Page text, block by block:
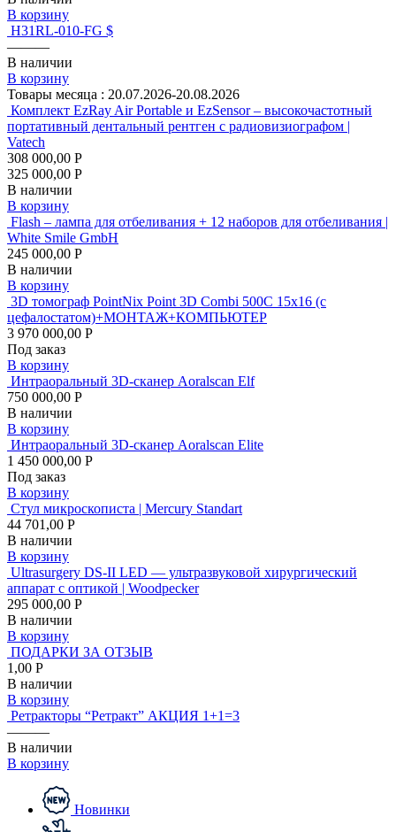
В корзину
H31RL-010-FG $
———
В наличии
В корзину
Товары месяца : 20.07.2026-20.08.2026
Комплект EzRay Air Portable и EzSensor – высокочастотный
портативный дентальный рентген с радиовизиографом |
Vatech
308 000,00 Р
325 000,00 Р
В наличии
В корзину
Flash – лампа для отбеливания + 12 наборов для отбеливания |
White Smile GmbH
245 000,00 Р
В наличии
В корзину
3D томограф PointNix Point 3D Combi 500C 15х16 (с
цефалостатом)+МОНТАЖ+КОМПЬЮТЕР
3 970 000,00 Р
Под заказ
В корзину
Интраоральный 3D-сканер Aoralscan Elf
750 000,00 Р
В наличии
В корзину
Интраоральный 3D-сканер Aoralscan Elite
1 450 000,00 Р
Под заказ
В корзину
Стул микроскописта | Mercury Standart
44 701,00 Р
В наличии
В корзину
Ultrasurgery DS-II LED — ультразвуковой хирургический
аппарат с оптикой | Woodpecker
295 000,00 Р
В наличии
В корзину
ПОДАРКИ ЗА ОТЗЫВ
1,00 Р
В наличии
В корзину
Ретракторы “Ретракт” АКЦИЯ 1+1=3
———
В наличии
В корзину
Новинки